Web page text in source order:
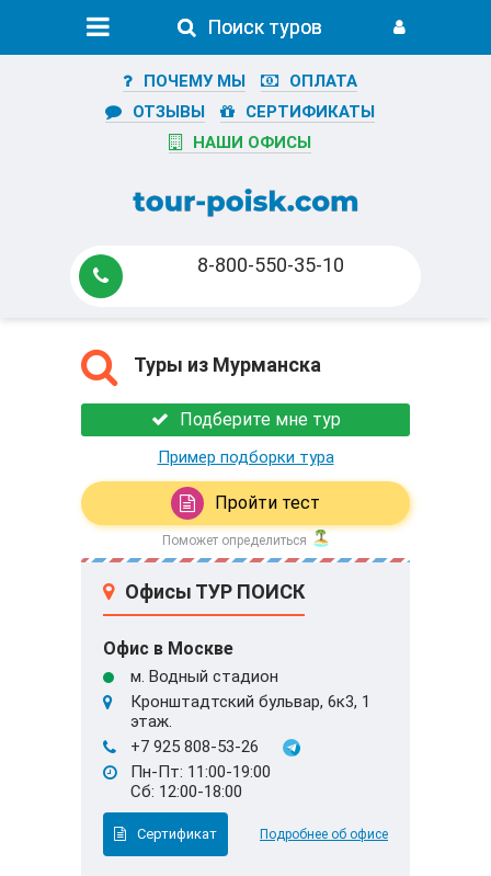
Поиск туров
Поиск туров
ПОЧЕМУ МЫ
ОПЛАТА
ОТЗЫВЫ
СЕРТИФИКАТЫ
НАШИ ОФИСЫ
8-800-550-35-10
Туры из Мурманска
Подберите мне тур
Пример подборки тура
Пройти тест
Поможет определиться
Офисы ТУР ПОИСК
Офис в Москве
м. Водный стадион
Кронштадтский бульвар, 6к3, 1
этаж.
+7 925 808-53-26
Пн-Пт: 11:00-19:00
Сб: 12:00-18:00
Сертификат Подробнее об офисе